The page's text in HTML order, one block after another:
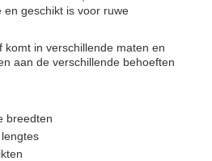
en geschikt is voor ruwe
komt in verschillende maten en
aan de verschillende behoeften
breedten